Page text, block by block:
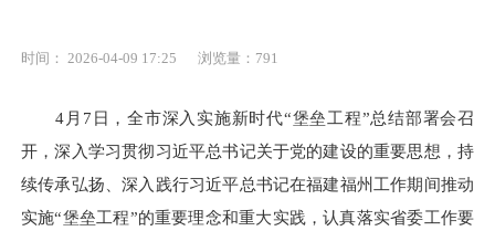
时间： 2026-04-09 17:25 浏览量：791
4月7日，全市深入实施新时代“堡垒工程”总结部署会召
开，深入学习贯彻习近平总书记关于党的建设的重要思想，持
续传承弘扬、深入践行习近平总书记在福建福州工作期间推动
实施“堡垒工程”的重要理念和重大实践，认真落实省委工作要